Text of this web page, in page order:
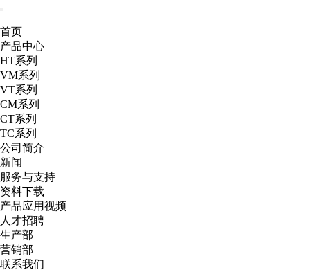
首页
产品中心
HT系列
VM系列
VT系列
CM系列
CT系列
TC系列
公司简介
新闻
服务与支持
资料下载
产品应用视频
人才招聘
生产部
营销部
联系我们